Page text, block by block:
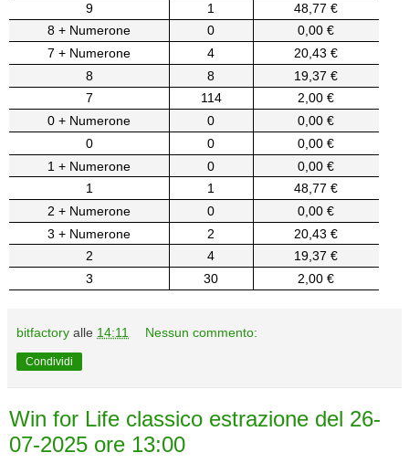
9
1
48,77 €
8 + Numerone
0
0,00 €
7 + Numerone
4
20,43 €
8
8
19,37 €
7
114
2,00 €
0 + Numerone
0
0,00 €
0
0
0,00 €
1 + Numerone
0
0,00 €
1
1
48,77 €
2 + Numerone
0
0,00 €
3 + Numerone
2
20,43 €
2
4
19,37 €
3
30 2,00 €
bitfactory alle 14:11 Nessun commento:
Condividi
Win for Life classico estrazione del 26-
07-2025 ore 13:00